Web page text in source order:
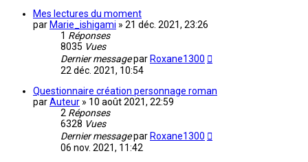
Mes lectures du moment
par Marie_ishigami » 21 déc. 2021, 23:26
1 Réponses
8035 Vues
Dernier messagepar Roxane1300
22 déc. 2021, 10:54
Questionnaire création personnage roman
parAuteur » 10 août 2021, 22:59
2 Réponses
6328 Vues
Dernier messagepar Roxane1300
06 nov. 2021, 11:42